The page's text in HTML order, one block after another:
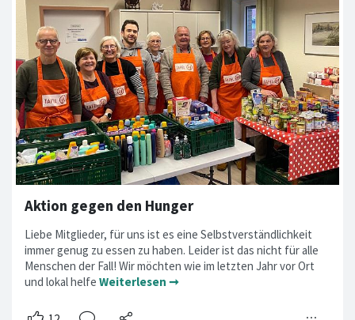
Aktion gegen den Hunger
Liebe Mitglieder, für uns ist es eine Selbstverständlichkeit
immer genug zu essen zu haben. Leider ist das nicht für alle
Menschen der Fall! Wir möchten wie im letzten Jahr vor Ort
und lokal helfe Weiterlesen ➞